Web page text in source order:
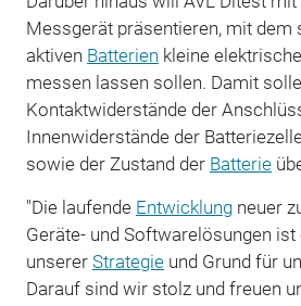
Messgerät präsentieren, mit dem
aktiven Batterien kleine
messen lassen sollen. Damit
Kontaktwiderstände der
Innenwiderstände der
sowie der Zustand der Batterie
"Die laufende Entwicklungneuer
Geräte- und Softwarelösungen
unserer Strategieund Grund für
Darauf sind wir stolz und freuen